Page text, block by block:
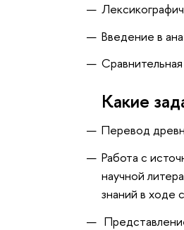
Введение в
Какие
Перевод
Работа с
научной
знаний в ходе